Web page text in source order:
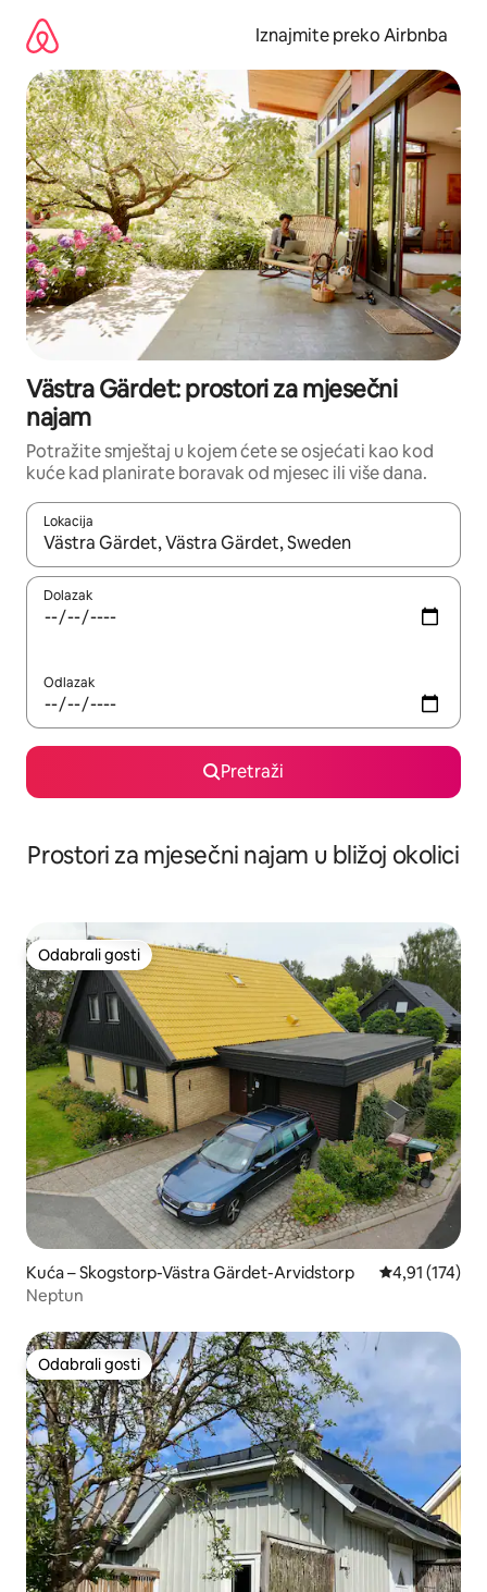
sadržaj
Iznajmite preko Airbnba
Västra Gärdet: prostori za mjesečni
najam
Potražite smještaj u kojem ćete se osjećati kao kod
kuće kad planirate boravak od mjesec ili više dana.
Lokacija
Kada budu dostupni rezultati, moći ćete ih pregledati
Dolazak
Odlazak
Pretraži
Prostori za mjesečni najam u bližoj okolici
Odabrali gosti
Odabrali gosti
Kuća – Skogstorp-Västra Gärdet-Arvidstorp Prosječna
4,91 (174)
Neptun
Odabrali gosti
Odabrali gosti